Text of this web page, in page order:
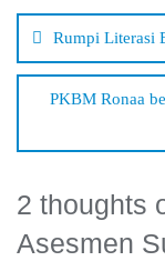
pos
Rumpi Literasi
PKBM Ronaa
2 thoughts
Asesmen